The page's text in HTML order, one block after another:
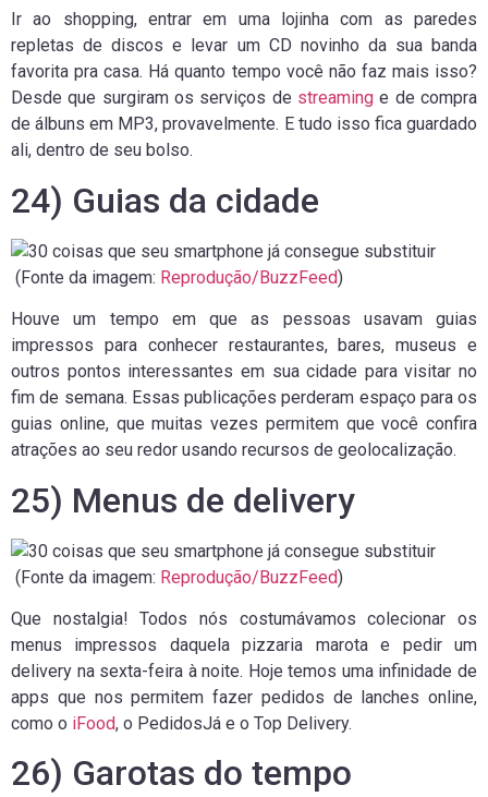
Ir ao shopping, entrar em uma lojinha com as paredes
repletas de discos e levar um CD novinho da sua banda
favorita pra casa. Há quanto tempo você não faz mais isso?
Desde que surgiram os serviços de streaming e de compra
de álbuns em MP3, provavelmente. E tudo isso fica guardado
ali, dentro de seu bolso.
24) Guias da cidade
(Fonte da imagem: Reprodução/BuzzFeed)
Houve um tempo em que as pessoas usavam guias
impressos para conhecer restaurantes, bares, museus e
outros pontos interessantes em sua cidade para visitar no
fim de semana. Essas publicações perderam espaço para os
guias online, que muitas vezes permitem que você confira
atrações ao seu redor usando recursos de geolocalização.
25) Menus de delivery
(Fonte da imagem: Reprodução/BuzzFeed)
Que nostalgia! Todos nós costumávamos colecionar os
menus impressos daquela pizzaria marota e pedir um
delivery na sexta-feira à noite. Hoje temos uma infinidade de
apps que nos permitem fazer pedidos de lanches online,
como o iFood, o PedidosJá e o Top Delivery.
26) Garotas do tempo